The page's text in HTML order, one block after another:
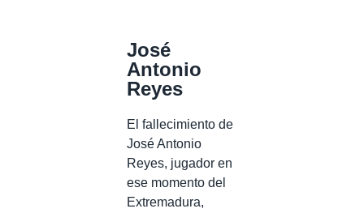
José
Antonio
Reyes
El fallecimiento de
José Antonio
Reyes, jugador en
ese momento del
Extremadura,